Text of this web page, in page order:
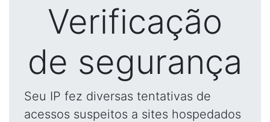
Verificação
de segurança
Seu IP fez diversas tentativas de
acessos suspeitos a sites hospedados